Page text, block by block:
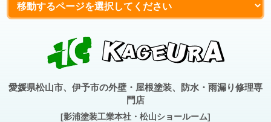
愛媛県松山市、伊予市の外壁・屋根塗装、防水・雨漏り修理専
門店
[影浦塗装工業本社・松山ショールーム]